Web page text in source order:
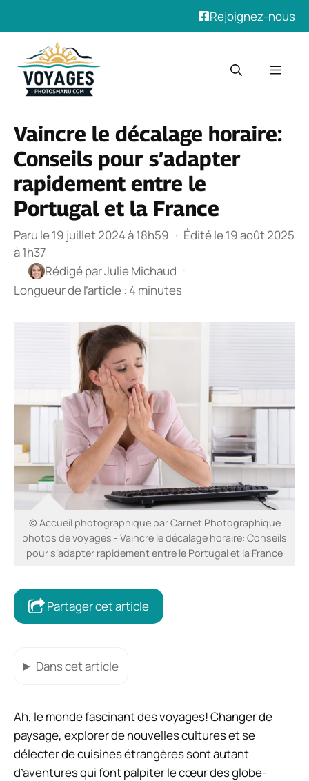
Rejoignez-nous
contenu
Vaincre le décalage horaire:
Conseils pour s’adapter
rapidement entre le
Portugal et la France
Paru le 19 juillet 2024 à 18h59 · Édité le 19 août 2025
à 1h37
·
Rédigé parJulie Michaud ·
Longueur de l’article : 4 minutes
© Accueil photographique par Carnet Photographique
photos de voyages - Vaincre le décalage horaire: Conseils
pour s’adapter rapidement entre le Portugal et la France
Partager cet article
Dans cet article
Ah, le monde fascinant des voyages! Changer de
paysage, explorer de nouvelles cultures et se
délecter de cuisines étrangères sont autant
d’aventures qui font palpiter le cœur des globe-